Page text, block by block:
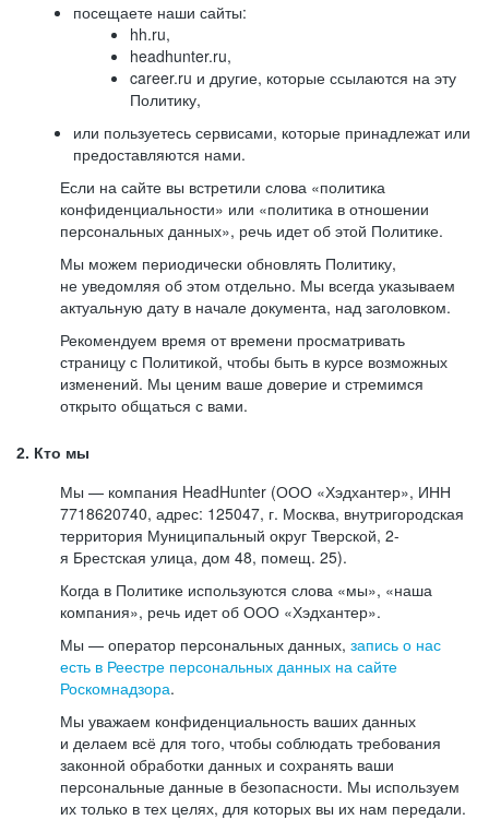
посещаете наши сайты:
hh.ru,
headhunter.ru,
career.ru и другие, которые ссылаются на эту
Политику,
или пользуетесь сервисами, которые принадлежат или
предоставляются нами.
Если на сайте вы встретили слова «политика
конфиденциальности» или «политика в отношении
персональных данных», речь идет об этой Политике.
Мы можем периодически обновлять Политику,
не уведомляя об этом отдельно. Мы всегда указываем
актуальную дату в начале документа, над заголовком.
Рекомендуем время от времени просматривать
страницу с Политикой, чтобы быть в курсе возможных
изменений. Мы ценим ваше доверие и стремимся
открыто общаться с вами.
2. Кто мы
Мы — компания HeadHunter (ООО «Хэдхантер», ИНН
7718620740, адрес: 125047, г. Москва, внутригородская
территория Муниципальный округ Тверской, 2-
я Брестская улица, дом 48, помещ. 25).
Когда в Политике используются слова «мы», «наша
компания», речь идет об ООО «Хэдхантер».
Мы — оператор персональных данных, запись о нас
есть в Реестре персональных данных на сайте
Роскомнадзора.
Мы уважаем конфиденциальность ваших данных
и делаем всё для того, чтобы соблюдать требования
законной обработки данных и сохранять ваши
персональные данные в безопасности. Мы используем
их только в тех целях, для которых вы их нам передали.